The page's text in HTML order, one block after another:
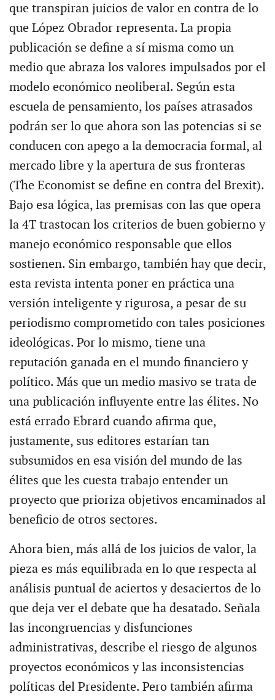
que transpiran juicios de valor en contra de lo
que López Obrador representa. La propia
publicación se define a sí misma como un
medio que abraza los valores impulsados por el
modelo económico neoliberal. Según esta
escuela de pensamiento, los países atrasados
podrán ser lo que ahora son las potencias si se
conducen con apego a la democracia formal, al
mercado libre y la apertura de sus fronteras
(The Economist se define en contra del Brexit).
Bajo esa lógica, las premisas con las que opera
la 4T trastocan los criterios de buen gobierno y
manejo económico responsable que ellos
sostienen. Sin embargo, también hay que decir,
esta revista intenta poner en práctica una
versión inteligente y rigurosa, a pesar de su
periodismo comprometido con tales posiciones
ideológicas. Por lo mismo, tiene una
reputación ganada en el mundo financiero y
político. Más que un medio masivo se trata de
una publicación influyente entre las élites. No
está errado Ebrard cuando afirma que,
justamente, sus editores estarían tan
subsumidos en esa visión del mundo de las
élites que les cuesta trabajo entender un
proyecto que prioriza objetivos encaminados al
beneficio de otros sectores.
Ahora bien, más allá de los juicios de valor, la
pieza es más equilibrada en lo que respecta al
análisis puntual de aciertos y desaciertos de lo
que deja ver el debate que ha desatado. Señala
las incongruencias y disfunciones
administrativas, describe el riesgo de algunos
proyectos económicos y las inconsistencias
políticas del Presidente. Pero también afirma